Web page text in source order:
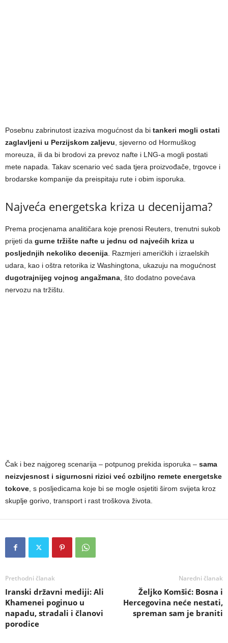
Posebnu zabrinutost izaziva mogućnost da bi tankeri mogli ostati
zaglavljeni u Perzijskom zaljevu , sjeverno od Hormuškog
moreuza, ili da bi brodovi za prevoz nafte i LNG-a mogli postati
mete napada. Takav scenario već sada tjera proizvođače, trgovce i
brodarske kompanije da preispitaju rute i obim isporuka.
Najveća energetska kriza u decenijama?
Prema procjenama analitičara koje prenosi Reuters, trenutni sukob
prijeti da gurne tržište nafte u jednu od najvećih kriza u
posljednjih nekoliko decenija . Razmjeri američkih i izraelskih
udara, kao i oštra retorika iz Washingtona, ukazuju na mogućnost
dugotrajnijeg vojnog angažmana , što dodatno povećava
nervozu na tržištu.
Čak i bez najgoreg scenarija – potpunog prekida isporuka – sama
neizvjesnost i sigurnosni rizici već ozbiljno remete energetske
tokove , s posljedicama koje bi se mogle osjetiti širom svijeta kroz
skuplje gorivo, transport i rast troškova života.
Prethodni članak
Iranski državni mediji: Ali
Khamenei poginuo u
napadu, stradali i članovi
porodice
Naredni članak
Željko Komšić: Bosna i
Hercegovina neće nestati,
spreman sam je braniti